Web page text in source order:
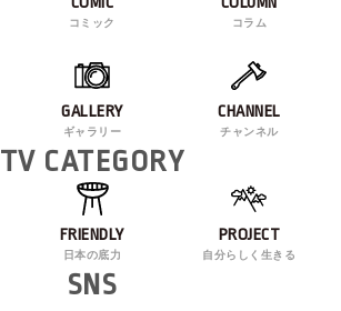
コミック コラム
GALLERY
ギャラリー
CHANNEL
チャンネル
TV CATEGORY
FRIENDLY
日本の底力
PROJECT
自分らしく生きる
SNS